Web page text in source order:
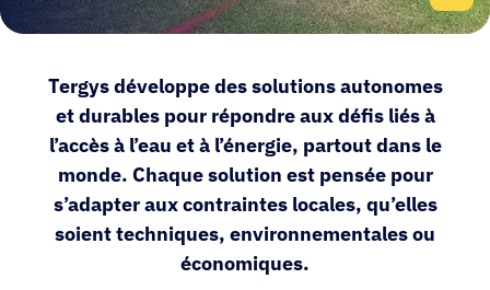
Tergys développe des solutions autonomes
et durables pour répondre aux défis liés à
l’accès à l’eau et à l’énergie, partout dans le
monde. Chaque solution est pensée pour
s’adapter aux contraintes locales, qu’elles
soient techniques, environnementales ou
économiques.